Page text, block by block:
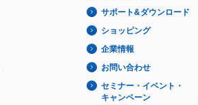
サポート&ダウンロード
ショッピング
企業情報
お問い合わせ
セミナー・イベント・
キャンペーン